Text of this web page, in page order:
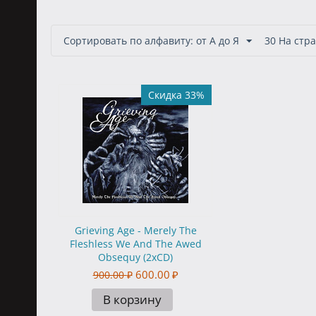
Сортировать по алфавиту: от А до Я 30 На
Скидка 33%
Grieving Age - Merely The
Fleshless We And The Awed
Obsequy (2xCD)
900.00 ₽ 600.00 ₽
В корзину